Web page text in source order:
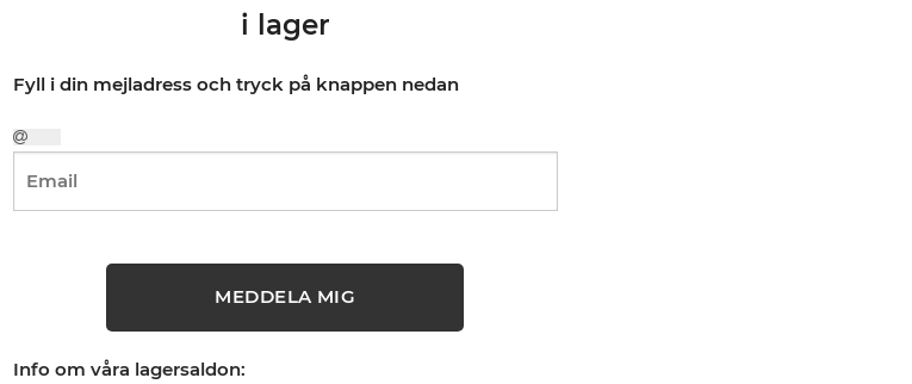
i lager
Fyll i din mejladress och tryck på knappen nedan
MEDDELA MIG
Info om våra lagersaldon: